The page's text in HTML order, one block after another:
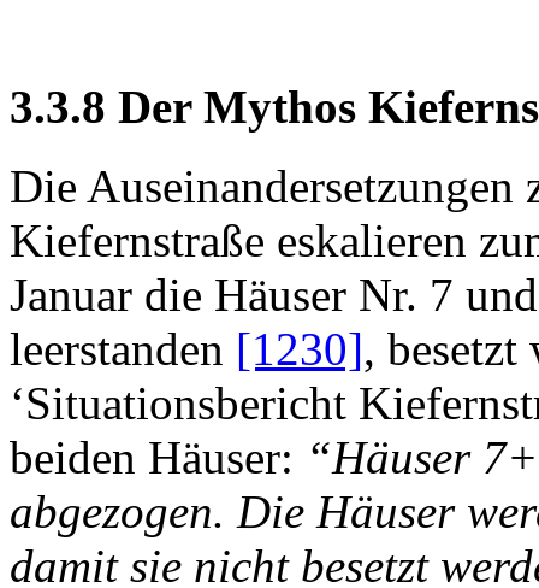
3.3.8 Der Mythos
Die Auseinandersetzungen
Kiefernstraße eskalieren
Januar die Häuser Nr. 7
leerstanden [1230], besetzt
‘Situationsbericht
beiden Häuser: “Häuser
abgezogen. Die Häuser
damit sie nicht besetzt